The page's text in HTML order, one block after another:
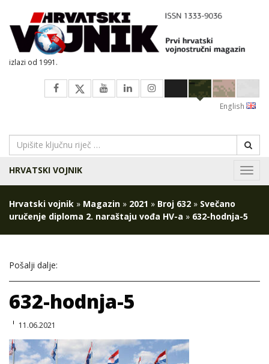
izlazi od 1991.
English
HRVATSKI VOJNIK
Hrvatski vojnik » Magazin » 2021 » Broj 632 » Svečano
uručenje diploma 2. naraštaju vođa HV-a » 632-hodnja-5
Pošalji dalje:
632-hodnja-5
11.06.2021